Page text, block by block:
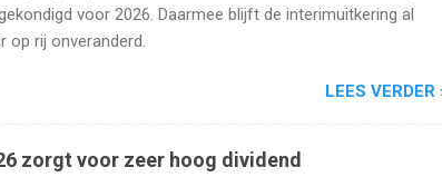
voor 2026. Daarmee blijft de interimuitkering al
op rij onveranderd.
LEES VERDER
zorgt voor zeer hoog dividend